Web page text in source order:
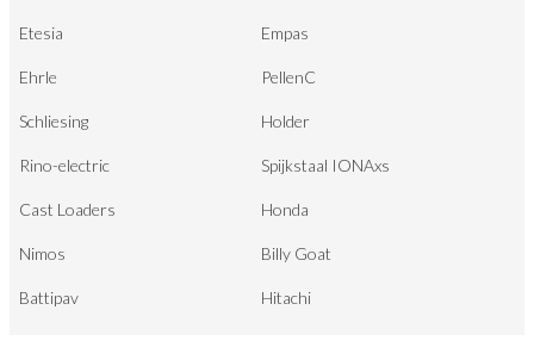
Etesia Empas
Ehrle PellenC
Schliesing Holder
Rino-electric Spijkstaal IONAxs
Cast Loaders Honda
Nimos Billy Goat
Battipav Hitachi